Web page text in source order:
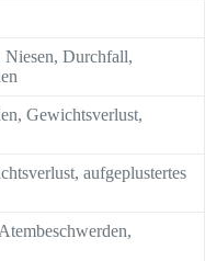
Durchfall,
Gewichtsverlust,
aufgeplustertes